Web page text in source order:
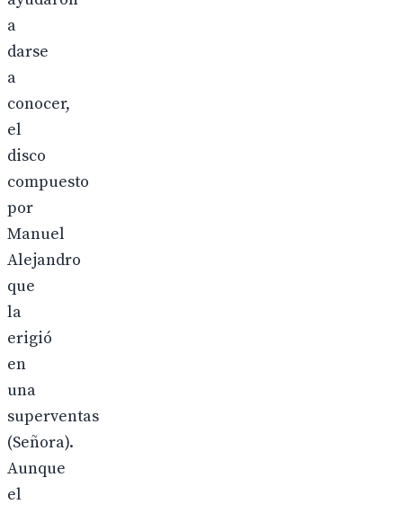
a
darse
a
conocer,
el
disco
compuesto
por
Manuel
Alejandro
que
la
erigió
en
una
superventas
(Señora).
Aunque
el